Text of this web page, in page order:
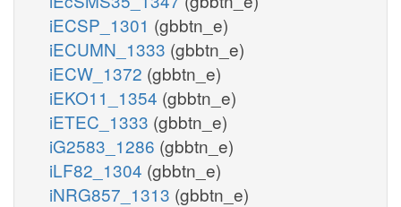
iECSP_1301 (gbbtn_e)
iECUMN_1333 (gbbtn_e)
iECW_1372 (gbbtn_e)
iEKO11_1354 (gbbtn_e)
iETEC_1333 (gbbtn_e)
iG2583_1286 (gbbtn_e)
iLF82_1304 (gbbtn_e)
iNRG857_1313 (gbbtn_e)